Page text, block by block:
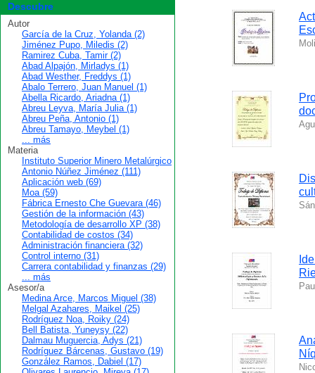
Descubre
Autor
García de la Cruz, Yolanda (2)
Jiménez Pupo, Miledis (2)
Ramirez Cuba, Tamir (2)
Abad Alpajón, Mirladys (1)
Abad Westher, Freddys (1)
Abalo Terrero, Juan Manuel (1)
Abella Ricardo, Ariadna (1)
Abreu Leyva, María Julia (1)
Abreu Peña, Antonio (1)
Abreu Tamayo, Meybel (1)
... más
Materia
Instituto Superior Minero Metalúrgico
Antonio Núñez Jiménez (111)
Aplicación web (69)
Moa (59)
Fábrica Ernesto Che Guevara (46)
Gestión de la información (43)
Metodología de desarrollo XP (38)
Contabilidad de costos (34)
Administración financiera (32)
Control interno (31)
Carrera contabilidad y finanzas (29)
... más
Asesor/a
Medina Arce, Marcos Miguel (38)
Melgal Azahares, Maikel (25)
Rodríguez Noa, Roiky (24)
Bell Batista, Yuneysy (22)
Dalmau Muguercia, Adys (21)
Rodríguez Bárcenas, Gustavo (19)
González Ramos, Dabiel (17)